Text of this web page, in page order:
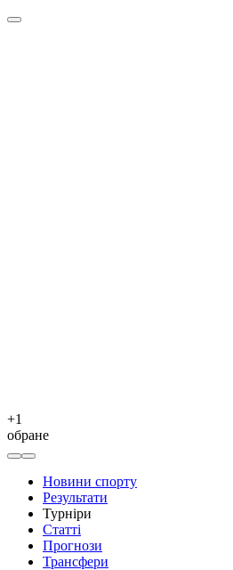
+1
обране
Новини спорту
Результати
Турніри
Статті
Прогнози
Трансфери